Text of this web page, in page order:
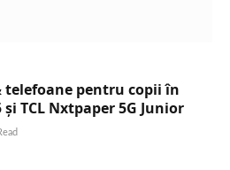
pentru copii în
TCL Nxtpaper 5G Junior